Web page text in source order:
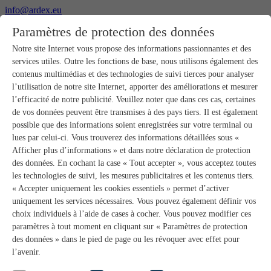
info@ardex.eu
Français
Produits
Aperçu des produits
Gros-œuvre
Pose de chape
Primaires et préparation de supports
Enduits de ragréage pour sols
Étanchéités
Mortiers-colles carrelage
Mortiers de jointoiement
Étanchéités pour joints
Colles d’assemblage
Pose de pierres naturelles
Colles pour revêtements de sols et parquets
Enduits de ragréage muraux
Accessoires
PANDOMO®
Paramètres de protection des données
Notre site Internet vous propose des informations passionnantes et des
services utiles. Outre les fonctions de base, nous utilisons également des
contenus multimédias et des technologies de suivi tierces pour analyser
l’utilisation de notre site Internet, apporter des améliorations et mesurer
l’efficacité de notre publicité. Veuillez noter que dans ces cas, certaines
de vos données peuvent être transmises à des pays tiers. Il est également
possible que des informations soient enregistrées sur votre terminal ou
lues par celui-ci. Vous trouverez des informations détaillées sous «
Afficher plus d’informations » et dans notre déclaration de protection
des données. En cochant la case « Tout accepter », vous acceptez toutes
les technologies de suivi, les mesures publicitaires et les contenus tiers.
« Accepter uniquement les cookies essentiels » permet d’activer
uniquement les services nécessaires. Vous pouvez également définir vos
choix individuels à l’aide de cases à cocher. Vous pouvez modifier ces
paramètres à tout moment en cliquant sur « Paramètres de protection
des données » dans le pied de page ou les révoquer avec effet pour
l’avenir.